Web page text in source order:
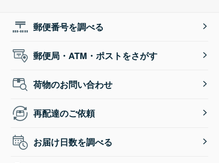
郵便番号を調べる
郵便局・ATM・ポストをさがす
荷物のお問い合わせ
再配達のご依頼
お届け日数を調べる